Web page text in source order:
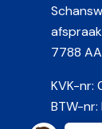
7788
KVK-nr:
BTW-nr: